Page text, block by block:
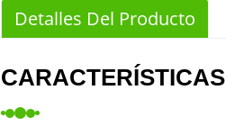
Detalles Del Producto
CARACTERÍSTICAS